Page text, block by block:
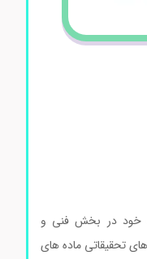
خود در بخش فنی و
ماده های